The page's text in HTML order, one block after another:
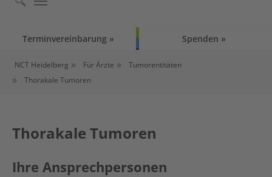
Terminvereinbarung Spenden
NCT Heidelberg Für Ärzte
Tumorentitäten
Thorakale Tumoren
Thorakale Tumoren
Ihre Ansprechpersonen